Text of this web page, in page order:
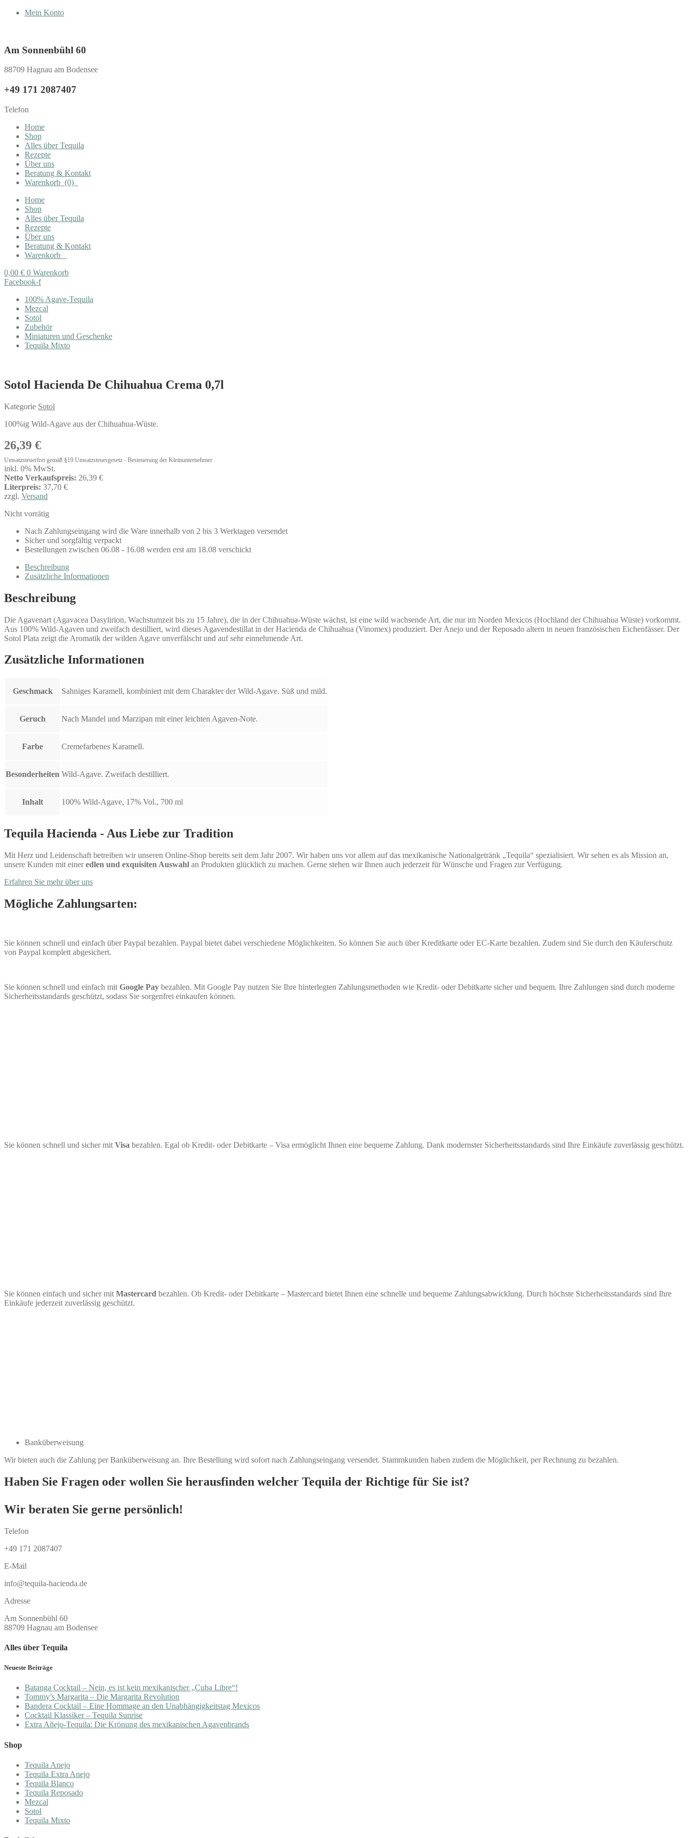
Mein Konto
Am Sonnenbühl 60
88709 Hagnau am Bodensee
+49 171 2087407
Telefon
Home
Shop
Alles über Tequila
Rezepte
Über uns
Beratung & Kontakt
Warenkorb (0)
Home
Shop
Alles über Tequila
Rezepte
Über uns
Beratung & Kontakt
Warenkorb
0,00 € 0 Warenkorb
Facebook-f
100% Agave-Tequila
Mezcal
Sotol
Zubehör
Miniaturen und Geschenke
Tequila Mixto
Sotol Hacienda De Chihuahua Crema 0,7l
Kategorie Sotol
100%ig Wild-Agave aus der Chihuahua-Wüste.
26,39 €
Umsatzsteuerfrei gemäß §19 Umsatzsteuergesetz - Besteuerung der Kleinunternehmer
inkl. 0% MwSt.
Netto Verkaufspreis: 26,39 €
Literpreis: 37,70 €
zzgl. Versand
Nicht vorrätig
Nach Zahlungseingang wird die Ware innerhalb von 2 bis 3 Werktagen versendet
Sicher und sorgfältig verpackt
Bestellungen zwischen 06.08 - 16.08 werden erst am 18.08 verschickt
Beschreibung
Zusätzliche Informationen
Beschreibung
Die Agavenart (Agavacea Dasylirion, Wachstumzeit bis zu 15 Jahre), die in der Chihuahua-Wüste wächst, ist eine wild wachsende Art, die nur im Norden Mexicos (Hochland der Chihuahua Wüste) vorkommt.
Aus 100% Wild-Agaven und zweifach destilliert, wird dieses Agavendestillat in der Hacienda de Chihuahua (Vinomex) produziert. Der Anejo und der Reposado altern in neuen französischen Eichenfässer. Der
Sotol Plata zeigt die Aromatik der wilden Agave unverfälscht und auf sehr einnehmende Art.
Zusätzliche Informationen
Geschmack Sahniges Karamell, kombiniert mit dem Charakter der Wild-Agave. Süß und mild.
Geruch Nach Mandel und Marzipan mit einer leichten Agaven-Note.
Farbe Cremefarbenes Karamell.
Besonderheiten Wild-Agave. Zweifach destilliert.
Inhalt 100% Wild-Agave, 17% Vol., 700 ml
Tequila Hacienda - Aus Liebe zur Tradition
Mit Herz und Leidenschaft betreiben wir unseren Online-Shop bereits seit dem Jahr 2007. Wir haben uns vor allem auf das mexikanische Nationalgetränk „Tequila“ spezialisiert. Wir sehen es als Mission an,
unsere Kunden mit eineredlen und exquisiten Auswahl an Produkten glücklich zu machen. Gerne stehen wir Ihnen auch jederzeit für Wünsche und Fragen zur Verfügung.
Erfahren Sie mehr über uns
Mögliche Zahlungsarten:
Sie können schnell und einfach über Paypal bezahlen. Paypal bietet dabei verschiedene Möglichkeiten. So können Sie auch über Kreditkarte oder EC-Karte bezahlen. Zudem sind Sie durch den Käuferschutz
von Paypal komplett abgesichert.
Sie können schnell und einfach mit Google Pay bezahlen. Mit Google Pay nutzen Sie Ihre hinterlegten Zahlungsmethoden wie Kredit- oder Debitkarte sicher und bequem. Ihre Zahlungen sind durch moderne
Sicherheitsstandards geschützt, sodass Sie sorgenfrei einkaufen können.
Sie können schnell und sicher mit Visa bezahlen. Egal ob Kredit- oder Debitkarte – Visa ermöglicht Ihnen eine bequeme Zahlung. Dank modernster Sicherheitsstandards sind Ihre Einkäufe zuverlässig geschützt.
Sie können einfach und sicher mit Mastercard bezahlen. Ob Kredit- oder Debitkarte – Mastercard bietet Ihnen eine schnelle und bequeme Zahlungsabwicklung. Durch höchste Sicherheitsstandards sind Ihre
Einkäufe jederzeit zuverlässig geschützt.
Banküberweisung
Wir bieten auch die Zahlung per Banküberweisung an. Ihre Bestellung wird sofort nach Zahlungseingang versendet. Stammkunden haben zudem die Möglichkeit, per Rechnung zu bezahlen.
Haben Sie Fragen oder wollen Sie herausfinden welcher Tequila der Richtige für Sie ist?
Wir beraten Sie gerne persönlich!
Telefon
+49 171 2087407
E-Mail
info@tequila-hacienda.de
Adresse
Am Sonnenbühl 60
88709 Hagnau am Bodensee
Alles über Tequila
Neueste Beiträge
Batanga Cocktail – Nein, es ist kein mexikanischer „Cuba Libre“!
Tommy’s Margarita – Die Margarita Revolution
Bandera Cocktail – Eine Hommage an den Unabhängigkeitstag Mexicos
Cocktail Klassiker – Tequila Sunrise
Extra Añejo-Tequila: Die Krönung des mexikanischen Agavenbrands
Shop
Tequila Anejo
Tequila Extra Anejo
Tequila Blanco
Tequila Reposado
Mezcal
Sotol
Tequila Mixto